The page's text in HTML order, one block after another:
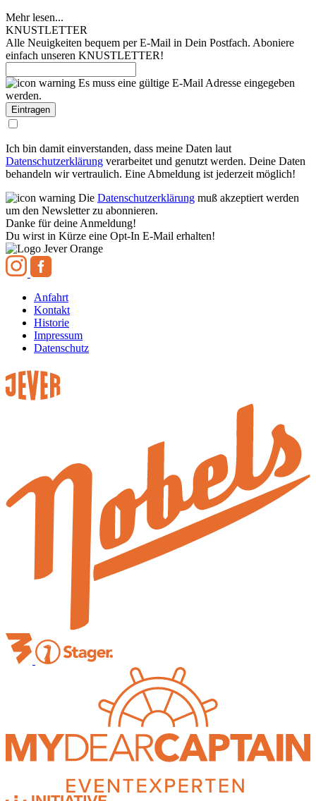
Mehr lesen...
KNUSTLETTER
Alle Neuigkeiten bequem per E-Mail in Dein Postfach. Aboniere
einfach unseren KNUSTLETTER!
Es muss eine gültige E-Mail Adresse eingegeben
werden.
Ich bin damit einverstanden, dass meine Daten laut
Datenschutzerklärung verarbeitet und genutzt werden. Deine Daten
behandeln wir vertraulich. Eine Abmeldung ist jederzeit möglich!
Die Datenschutzerklärung muß akzeptiert werden
um den Newsletter zu abonnieren.
Danke für deine Anmeldung!
Du wirst in Kürze eine Opt-In E-Mail erhalten!
Anfahrt
Kontakt
Historie
Impressum
Datenschutz